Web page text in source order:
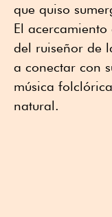
que quiso
El
del ruiseñor de
a conectar con
música
natural.